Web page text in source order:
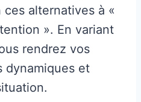
ces alternatives à «
». En variant
rendrez vos
dynamiques et